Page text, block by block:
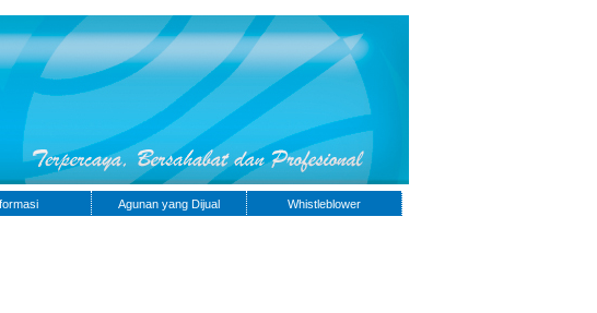
Agunan yang Dijual Whistleblower